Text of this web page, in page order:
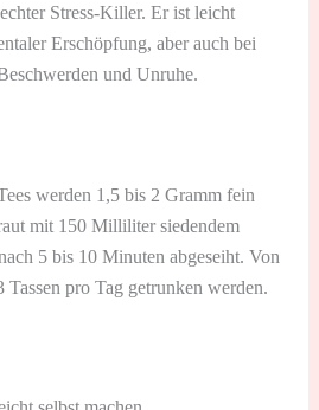
Stress-Killer. Er ist leicht
Erschöpfung, aber auch bei
und Unruhe.
werden 1,5 bis 2 Gramm fein
mit 150 Milliliter siedendem
5 bis 10 Minuten abgeseiht. Von
Tassen pro Tag getrunken werden.